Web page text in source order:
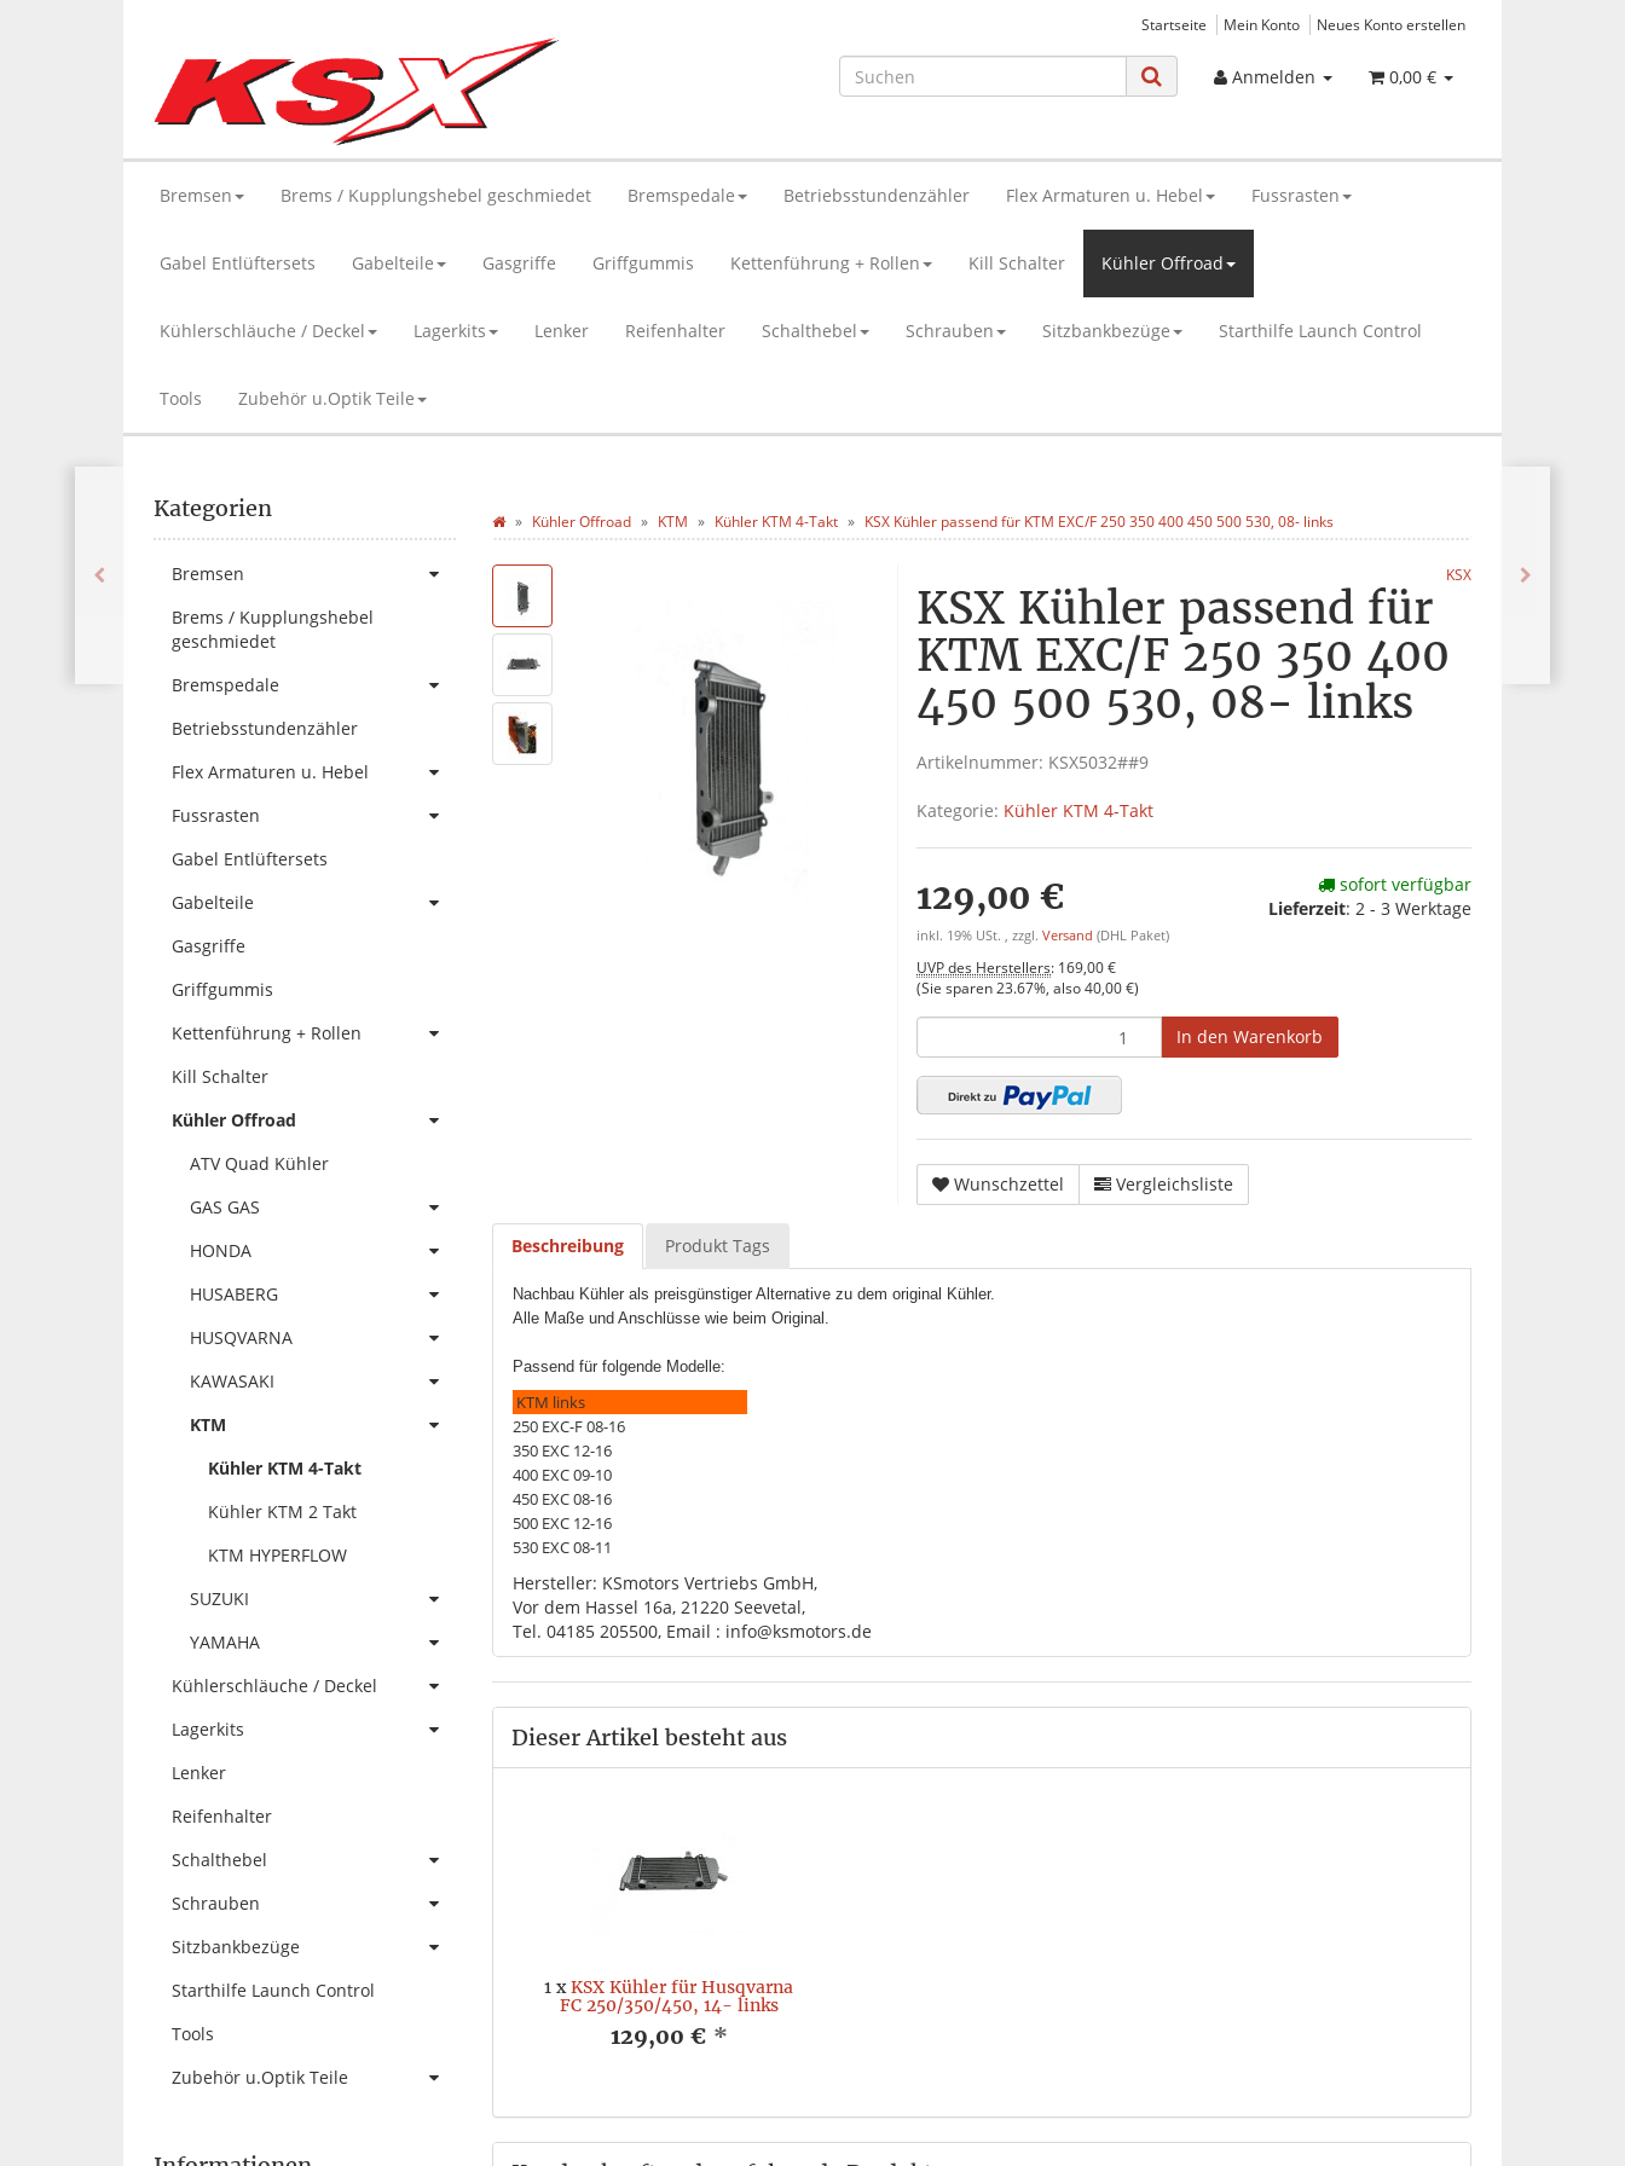
Startseite Mein Konto Neues Konto erstellen
Anmelden 0,00 €
Bremsen Brems / Kupplungshebel geschmiedet Bremspedale Betriebsstundenzähler Flex Armaturen u. Hebel Fussrasten
Gabel Entlüftersets Gabelteile Gasgriffe Griffgummis Kettenführung + Rollen Kill Schalter Kühler Offroad
Kühlerschläuche / Deckel Lagerkits Lenker Reifenhalter Schalthebel Schrauben Sitzbankbezüge Starthilfe Launch Control
Tools Zubehör u.Optik Teile
Kühler Offroad KTM Kühler KTM 4-Takt KSX Kühler passend für KTM EXC/F 250 350 400 450 500 530, 08- links
KSX
KSX Kühler passend für
KTM EXC/F 250 350 400
450 500 530, 08- links
Artikelnummer: KSX5032##9
Kategorie: Kühler KTM 4-Takt
129,00 €
inkl. 19% USt. , zzgl. Versand (DHL Paket)
UVP des Herstellers: 169,00 €
(Sie sparen 23.67% , also40,00 €)
sofort verfügbar
Lieferzeit: 2 - 3 Werktage
In den Warenkorb
Wunschzettel Vergleichsliste
Beschreibung Produkt Tags
Nachbau Kühler als preisgünstiger Alternative zu dem original Kühler.
Alle Maße und Anschlüsse wie beim Original.
Passend für folgende Modelle:
KTM links
250 EXC-F 08-16
350 EXC 12-16
400 EXC 09-10
450 EXC 08-16
500 EXC 12-16
530 EXC 08-11
Hersteller: KSmotors Vertriebs GmbH,
Vor dem Hassel 16a, 21220 Seevetal,
Tel. 04185 205500, Email : info@ksmotors.de
Dieser Artikel besteht aus
1 x KSX Kühler für Husqvarna
FC 250/350/450, 14- links
129,00 € *
Kategorien
Bremsen
Brems / Kupplungshebel
geschmiedet
Bremspedale
Betriebsstundenzähler
Flex Armaturen u. Hebel
Fussrasten
Gabel Entlüftersets
Gabelteile
Gasgriffe
Griffgummis
Kettenführung + Rollen
Kill Schalter
Kühler Offroad
ATV Quad Kühler
GAS GAS
HONDA
HUSABERG
HUSQVARNA
KAWASAKI
KTM
Kühler KTM 4-Takt
Kühler KTM 2 Takt
KTM HYPERFLOW
SUZUKI
YAMAHA
Kühlerschläuche / Deckel
Lagerkits
Lenker
Reifenhalter
Schalthebel
Schrauben
Sitzbankbezüge
Starthilfe Launch Control
Tools
Zubehör u.Optik Teile